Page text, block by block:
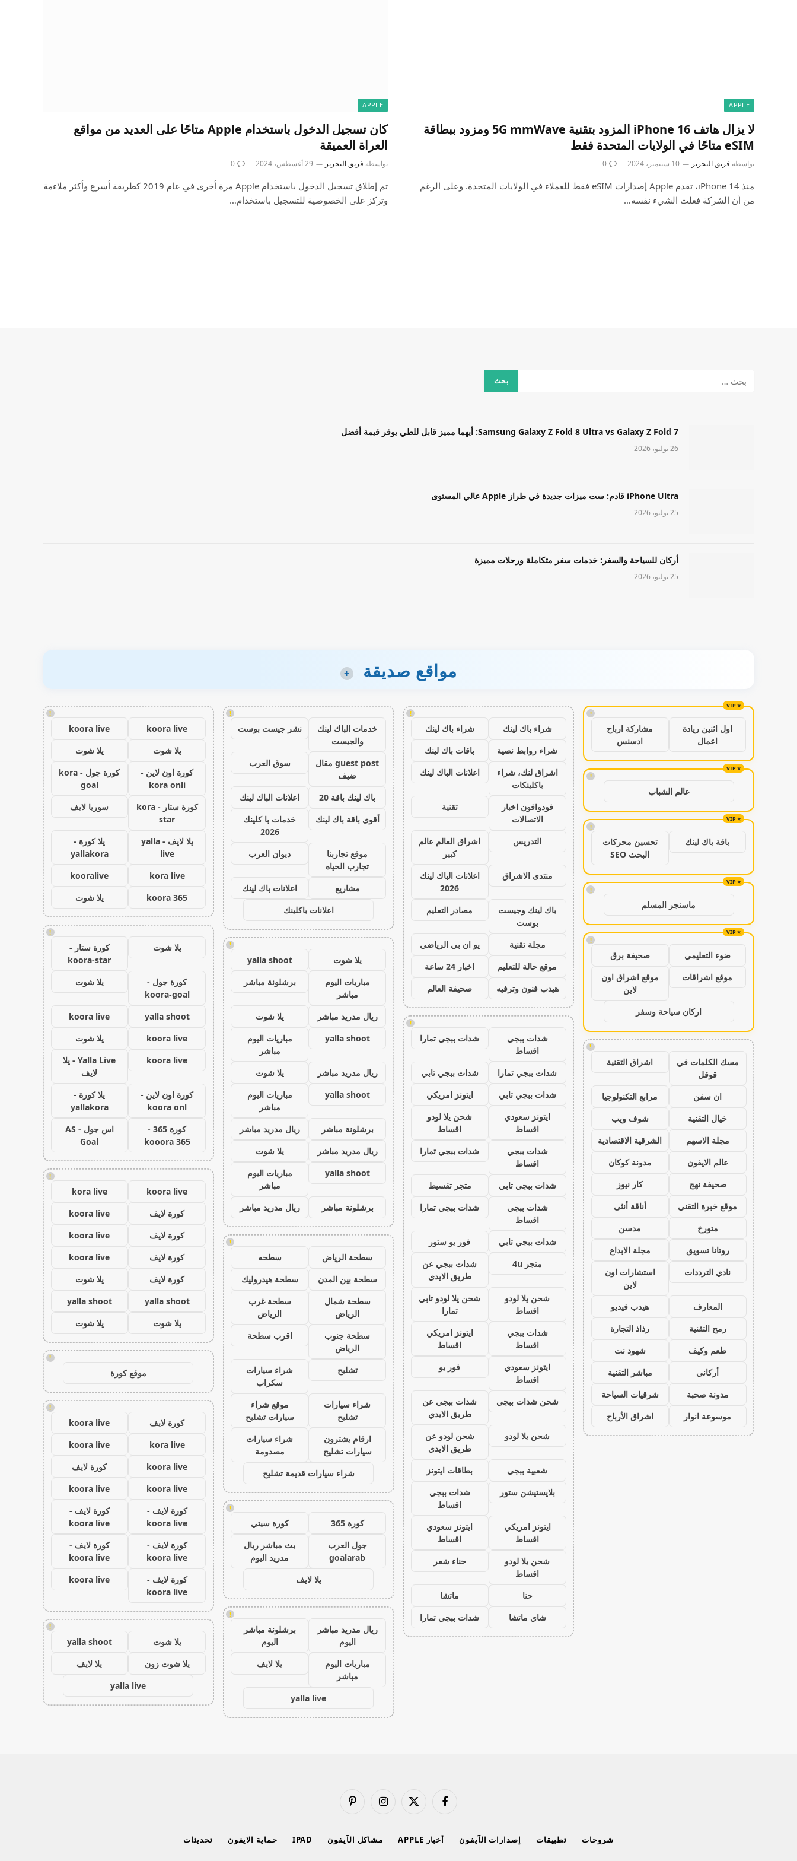
APPLE
لا يزال هاتف iPhone 16 المزود بتقنية 5G mmWave ومزود ببطاقة
eSIM متاحًا في الولايات المتحدة فقط
بواسطة فريق التحرير 10 سبتمبر، 2024 0
منذ iPhone 14، تقدم Apple إصدارات eSIM فقط للعملاء في الولايات المتحدة. وعلى الرغم
من أن الشركة فعلت الشيء نفسه…
APPLE
كان تسجيل الدخول باستخدام Apple متاحًا على العديد من مواقع
العراة العميقة
بواسطة فريق التحرير 29 أغسطس، 2024 0
تم إطلاق تسجيل الدخول باستخدام Apple مرة أخرى في عام 2019 كطريقة أسرع وأكثر ملاءمة
وتركز على الخصوصية للتسجيل باستخدام…
Samsung Galaxy Z Fold 8 Ultra vs Galaxy Z Fold 7: أيهما مميز قابل للطي يوفر قيمة أفضل
26 يوليو، 2026
iPhone Ultra قادم: ست ميزات جديدة في طراز Apple عالي المستوى
25 يوليو، 2026
أركان للسياحة والسفر: خدمات سفر متكاملة ورحلات مميزة
25 يوليو، 2026
مواقع صديقة +
!
اول اثنين ريادة
اعمال
مشاركة ارباح
ادسنس
!
عالم الشباب
!
باقة باك لينك
تحسين محركات
البحث SEO
!
ماسنجر المسلم
!
ضوء التعليمي
صحيفة برق
موقع اشراقات
موقع اشراق اون
لاين
اركان سياحة وسفر
!
مسك الكلمات في
قوقل
اشراق التقنية
ان سفن
مرابع التكنولوجيا
خيال التقنية
شوف ويب
مجلة الاسهم
الشرقية الاقتصادية
عالم الايفون
مدونة كوكان
صحيفة نهج
كار نيوز
موقع خبرة التقني
أناقة أنثى
متورخ
مدسن
روتانا تسويق
مجلة الابداع
نادي الترددات
استشارات اون
لاين
المعارف
هيدب فيديو
رمح التقنية
رذاذ التجارة
طعم وكيف
شهود نت
أركاني
مباشر التقنية
مدونة صحبة
شرقيات السياحة
موسوعة انوار
اشراق الأرباح
!
شراء باك لينك
شراء باك لينك
شراء روابط نصية
باقات باك لينك
اشراق لنك، شراء
باكلينكات
اعلانات الباك لينك
فودوافون اخبار
الاتصالات
تقنية
التدريس
اشراق العالم عالم
كبير
منتدى الاشراق
اعلانات الباك لينك
2026
باك لينك وجيست
بوست
مصادر التعليم
مجلة تقنية
يو ان بي الرياضي
موقع حالة للتعليم
اخبار 24 ساعة
هيدب فنون وترفيه
صحيفة العالم
!
شدات ببجي
اقساط
شدات ببجي تمارا
شدات ببجي تمارا
شدات ببجي تابي
شدات ببجي تابي
ايتونز امريكي
ايتونز سعودي
اقساط
شحن يلا لودو
اقساط
شدات ببجي
اقساط
شدات ببجي تمارا
شدات ببجي تابي
متجر تقسيط
شدات ببجي
اقساط
شدات ببجي تمارا
شدات ببجي تابي
فور يو ستور
متجر 4u
شدات ببجي عن
طريق الايدي
شحن يلا لودو
اقساط
شحن يلا لودو تابي
تمارا
شدات ببجي
اقساط
ايتونز امريكي
اقساط
ايتونز سعودي
اقساط
فور يو
شحن شدات ببجي
شدات ببجي عن
طريق الايدي
شحن يلا لودو
شحن لودو عن
طريق الايدي
شعبية ببجي
بطاقات ايتونز
بلايستيشن ستور
شدات ببجي
اقساط
ايتونز امريكي
اقساط
ايتونز سعودي
اقساط
شحن يلا لودو
اقساط
حناء شعر
حنا
ماتشا
شاي ماتشا
شدات ببجي تمارا
!
خدمات الباك لينك
والجيست
نشر جيست بوست
guest post مقال
ضيف
سوق العرب
باك لينك باقة 20
اعلانات الباك لينك
أقوى باقة باك لينك
خدمات با كلينك
2026
موقع تجاربنا
تجارب الحياه
ديوان العرب
مشاريع
اعلانات باك لينك
اعلانات باكلينك
!
يلا شوت
yalla shoot
مباريات اليوم
مباشر
برشلونة مباشر
ريال مدريد مباشر
يلا شوت
yalla shoot
مباريات اليوم
مباشر
ريال مدريد مباشر
يلا شوت
yalla shoot
مباريات اليوم
مباشر
برشلونة مباشر
ريال مدريد مباشر
ريال مدريد مباشر
يلا شوت
yalla shoot
مباريات اليوم
مباشر
برشلونة مباشر
ريال مدريد مباشر
!
سطحة الرياض
سطحه
سطحة بين المدن
سطحة هيدروليك
سطحة شمال
الرياض
سطحة غرب
الرياض
سطحة جنوب
الرياض
اقرب سطحة
تشليح
شراء سيارات
سكراب
شراء سيارات
تشليح
موقع شراء
سيارات تشليح
ارقام يشترون
سيارات تشليح
شراء سيارات
مصدومة
شراء سيارات قديمة تشليح
!
كورة 365
كورة سيتي
جول العرب
goalarab
بث مباشر ريال
مدريد اليوم
يلا لايف
!
ريال مدريد مباشر
اليوم
برشلونة مباشر
اليوم
مباريات اليوم
مباشر
يلا لايف
yalla live
!
koora live
koora live
يلا شوت
يلا شوت
كورة اون لاين -
kora onli
كورة جول - kora
goal
كورة ستار - kora
star
سوريا لايف
يلا لايف - yalla
live
يلا كورة -
yallakora
kora live
kooralive
koora 365
يلا شوت
!
يلا شوت
كورة ستار -
koora-star
كورة جول -
koora-goal
يلا شوت
yalla shoot
koora live
koora live
يلا شوت
koora live
Yalla Live - يلا
لايف
كورة اون لاين -
koora onl
يلا كورة -
yallakora
كورة 365 -
kooora 365
اس جول - AS
Goal
!
koora live
kora live
كورة لايف
koora live
كورة لايف
koora live
كورة لايف
koora live
كورة لايف
يلا شوت
yalla shoot
yalla shoot
يلا شوت
يلا شوت
!
موقع كورة
!
كورة لايف
koora live
kora live
koora live
koora live
كورة لايف
koora live
koora live
كورة لايف -
koora live
كورة لايف -
koora live
كورة لايف -
koora live
كورة لايف -
koora live
كورة لايف -
koora live
koora live
!
يلا شوت
yalla shoot
يلا شوت زون
يلا لايف
yalla live
فيسبوك
X
الانستغرامبينتيريست
شروحات تطبيقات إصدارات الآيفون أخبار APPLE مشاكل الآيفون IPAD حماية الايفون تحديثات